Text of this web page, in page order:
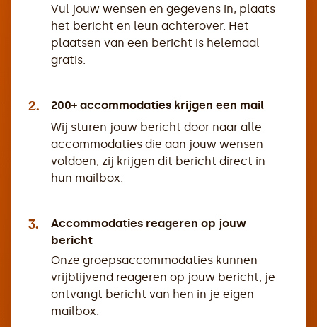
Vul jouw wensen en gegevens in, plaats
het bericht en leun achterover. Het
plaatsen van een bericht is helemaal
gratis.
2.
200+ accommodaties krijgen een mail
Wij sturen jouw bericht door naar alle
accommodaties die aan jouw wensen
voldoen, zij krijgen dit bericht direct in
hun mailbox.
3.
Accommodaties reageren op jouw
bericht
Onze groepsaccommodaties kunnen
vrijblijvend reageren op jouw bericht, je
ontvangt bericht van hen in je eigen
mailbox.